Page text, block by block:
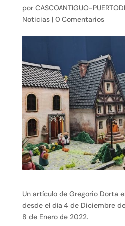
por CASCOANTIGUO-
Noticias| 0 Comentarios
Un artículo de Gregorio Dorta
desde el día 4 de Diciembre
8 de Enero de 2022.